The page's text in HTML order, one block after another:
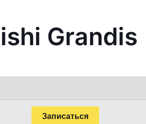
Grandis
Записаться